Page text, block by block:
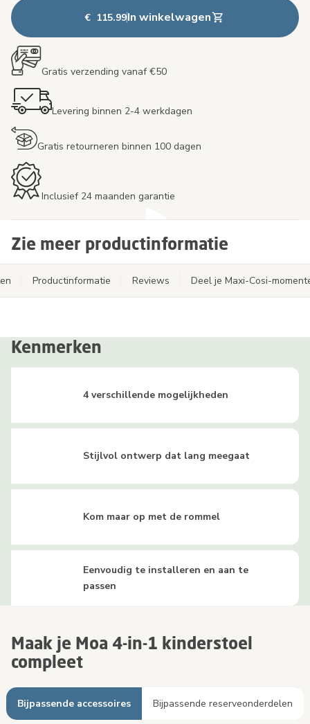
€ 115.99In winkelwagen
Gratis verzending vanaf €50
Levering binnen 2-4 werkdagen
Gratis retourneren binnen 100 dagen
Inclusief 24 maanden garantie
Zie meer productinformatie
Productinformatie Reviews Deel je Maxi-Cosi-
Kenmerken
4 verschillende mogelijkheden
Stijlvol ontwerp dat lang meegaat
Kom maar op met de rommel
Eenvoudig te installeren en aan te
passen
Maak je Moa 4-in-1 kinderstoel
compleet
Bijpassende accessoires Bijpassende reserveonderdelen